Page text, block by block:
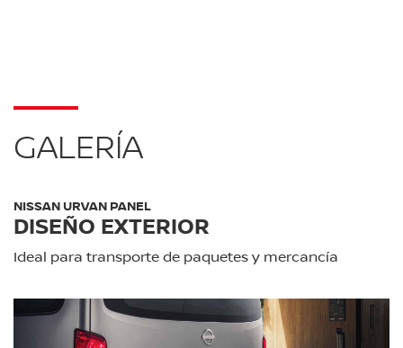
GALERÍA
NISSAN URVAN PANEL
DISEÑO EXTERIOR
Ideal para transporte de paquetes y mercancía